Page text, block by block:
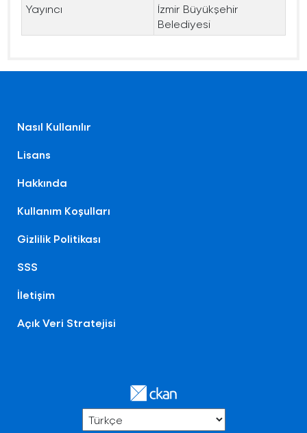
Yayıncı
İzmir Büyükşehir
Belediyesi
Nasıl Kullanılır
Lisans
Hakkında
Kullanım Koşulları
Gizlilik Politikası
SSS
İletişim
Açık Veri Stratejisi